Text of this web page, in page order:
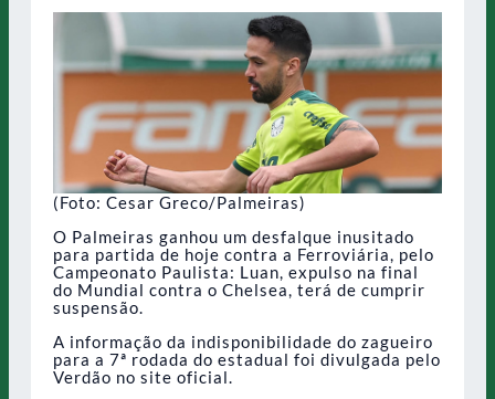
(Foto: Cesar Greco/Palmeiras)
O Palmeiras ganhou um desfalque inusitado
para partida de hoje contra a Ferroviária, pelo
Campeonato Paulista: Luan, expulso na final
do Mundial contra o Chelsea, terá de cumprir
suspensão.
A informação da indisponibilidade do zagueiro
para a 7ª rodada do estadual foi divulgada pelo
Verdão no site oficial.